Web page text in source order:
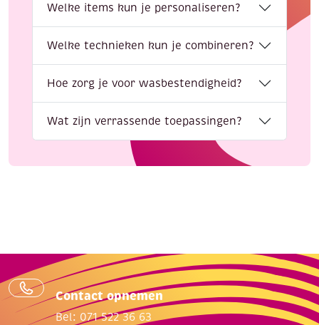
Welke items kun je personaliseren?
Welke technieken kun je combineren?
Hoe zorg je voor wasbestendigheid?
Wat zijn verrassende toepassingen?
Contact opnemen
Bel: 071 522 36 63